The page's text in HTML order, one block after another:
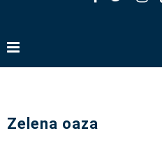
Zelena oaza